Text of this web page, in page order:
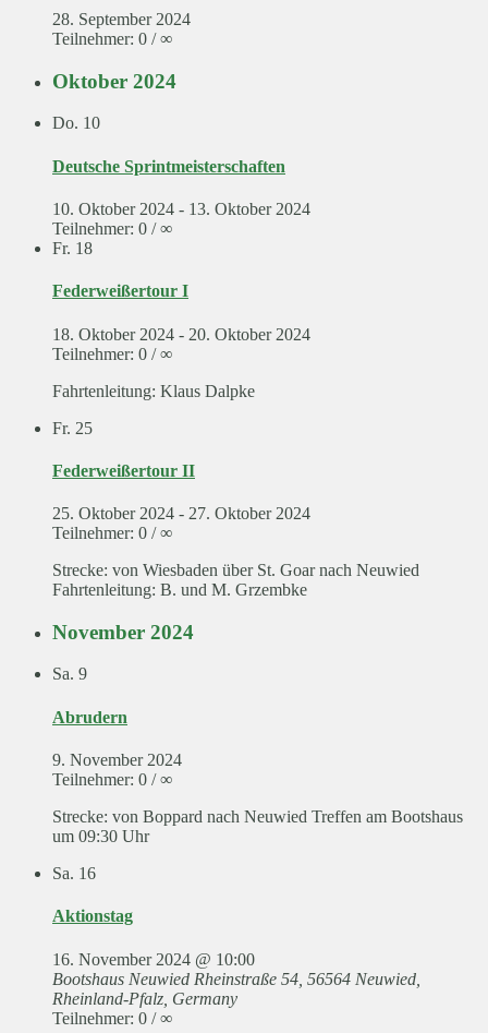
28. September 2024
Teilnehmer: 0 / ∞
Oktober 2024
Do. 10
Deutsche Sprintmeisterschaften
10. Oktober 2024 - 13. Oktober 2024
Teilnehmer: 0 / ∞
Fr. 18
Federweißertour I
18. Oktober 2024 - 20. Oktober 2024
Teilnehmer: 0 / ∞
Fahrtenleitung: Klaus Dalpke
Fr. 25
Federweißertour II
25. Oktober 2024 - 27. Oktober 2024
Teilnehmer: 0 / ∞
Strecke: von Wiesbaden über St. Goar nach Neuwied
Fahrtenleitung: B. und M. Grzembke
November 2024
Sa. 9
Abrudern
9. November 2024
Teilnehmer: 0 / ∞
Strecke: von Boppard nach Neuwied Treffen am Bootshaus
um 09:30 Uhr
Sa. 16
Aktionstag
16. November 2024 @ 10:00
Bootshaus Neuwied Rheinstraße 54, 56564 Neuwied,
Rheinland-Pfalz, Germany
Teilnehmer: 0 / ∞